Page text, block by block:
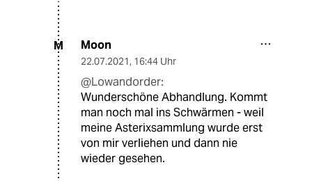
M Moon
22.07.2021, 16:44 Uhr
@Lowandorder:
Wunderschöne Abhandlung. Kommt
man noch mal ins Schwärmen - weil
meine Asterixsammlung wurde erst
von mir verliehen und dann nie
wieder gesehen.